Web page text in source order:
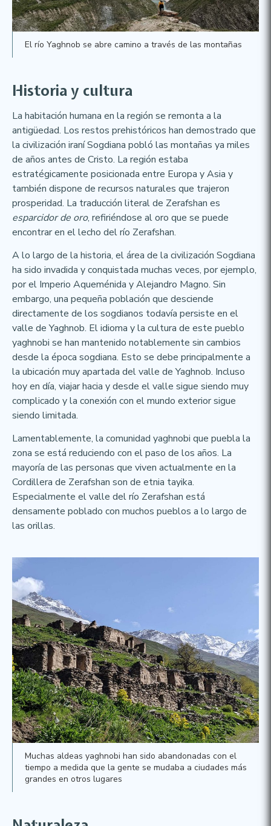
El río Yaghnob se abre camino a través de las montañas
Historia y cultura
La habitación humana en la región se remonta a la
antigüedad. Los restos prehistóricos han demostrado que
la civilización iraní Sogdiana pobló las montañas ya miles
de años antes de Cristo. La región estaba
estratégicamente posicionada entre Europa y Asia y
también dispone de recursos naturales que trajeron
prosperidad. La traducción literal de Zerafshan es
esparcidor de oro, refiriéndose al oro que se puede
encontrar en el lecho del río Zerafshan.
A lo largo de la historia, el área de la civilización Sogdiana
ha sido invadida y conquistada muchas veces, por ejemplo,
por el Imperio Aqueménida y Alejandro Magno. Sin
embargo, una pequeña población que desciende
directamente de los sogdianos todavía persiste en el
valle de Yaghnob. El idioma y la cultura de este pueblo
yaghnobi se han mantenido notablemente sin cambios
desde la época sogdiana. Esto se debe principalmente a
la ubicación muy apartada del valle de Yaghnob. Incluso
hoy en día, viajar hacia y desde el valle sigue siendo muy
complicado y la conexión con el mundo exterior sigue
siendo limitada.
Lamentablemente, la comunidad yaghnobi que puebla la
zona se está reduciendo con el paso de los años. La
mayoría de las personas que viven actualmente en la
Cordillera de Zerafshan son de etnia tayika.
Especialmente el valle del río Zerafshan está
densamente poblado con muchos pueblos a lo largo de
las orillas.
Muchas aldeas yaghnobi han sido abandonadas con el
tiempo a medida que la gente se mudaba a ciudades más
grandes en otros lugares